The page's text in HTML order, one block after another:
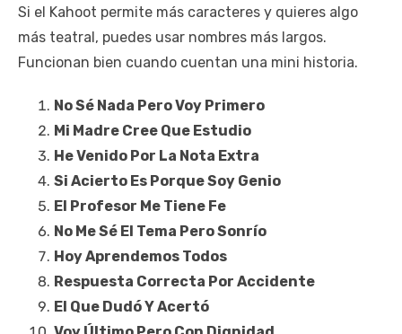
Si el Kahoot permite más caracteres y quieres algo
más teatral, puedes usar nombres más largos.
Funcionan bien cuando cuentan una mini historia.
No Sé Nada Pero Voy Primero
Mi Madre Cree Que Estudio
He Venido Por La Nota Extra
Si Acierto Es Porque Soy Genio
El Profesor Me Tiene Fe
No Me Sé El Tema Pero Sonrío
Hoy Aprendemos Todos
Respuesta Correcta Por Accidente
El Que Dudó Y Acertó